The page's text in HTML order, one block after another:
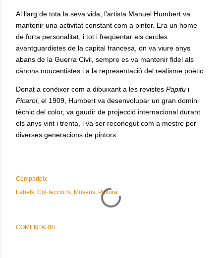
Al llarg de tota la seva vida, l'artista Manuel Humbert va
mantenir una activitat constant com a pintor. Era un home
de forta personalitat, i tot i freqüentar els cercles
avantguardistes de la capital francesa, on va viure anys
abans de la Guerra Civil, sempre es va mantenir fidel als
cànons noucentistes i a la representació del realisme poètic.
Donat a conèixer com a dibuixant a les revistes Papitu i
Picarol, el 1909, Humbert va desenvolupar un gran domini
tècnic del color, va gaudir de projecció internacional durant
els anys vint i trenta, i va ser reconegut com a mestre per
diverses generacions de pintors.
Comparteix
Labels: Col·leccions Museus Pintura
COMENTARIS